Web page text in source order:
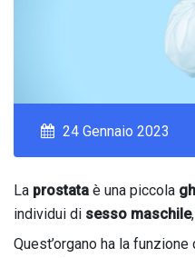
24 Gennaio 2023
La prostata è una piccola
individui di sesso maschile
Quest’organo ha la funzione